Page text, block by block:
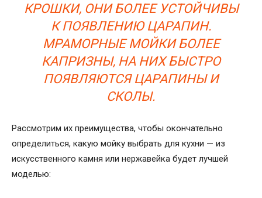
КРОШКИ, ОНИ БОЛЕЕ УСТОЙЧИВЫ
К ПОЯВЛЕНИЮ ЦАРАПИН.
МРАМОРНЫЕ МОЙКИ БОЛЕЕ
КАПРИЗНЫ, НА НИХ БЫСТРО
ПОЯВЛЯЮТСЯ ЦАРАПИНЫ И
СКОЛЫ.
Рассмотрим их преимущества, чтобы окончательно
определиться, какую мойку выбрать для кухни — из
искусственного камня или нержавейка будет лучшей
моделью: